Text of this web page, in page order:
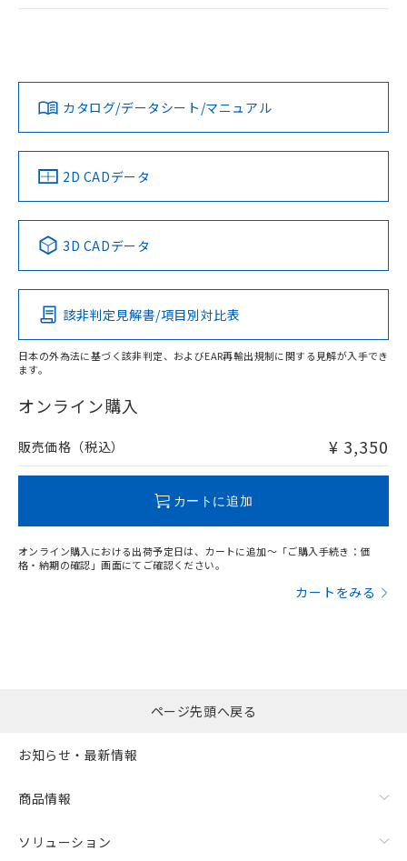
ログイン/会員登録
ダウンロードデータをご利用いただく前に、以下を必ずお読
みください。
ソフトウェアの使用条件
EU RoHS 注意事項・凡例
対応済み
中国 RoHS 注意事項・凡例
Pb Hg Cd Cr(VI)
O
在庫等で未対応品が混在する可能性があります。
問い合わせください。
カタログ/データシート/マニュアル
2D CADデータ
3D CADデータ
該非判定見解書/項目別対比表
日本の外為法に基づく該非判定、およびEAR再輸出規制に関する見解が入手でき
ます。
オンライン購入
販売価格（税込） ¥ 3,350
カートに追加
オンライン購入における出荷予定日は、カートに追加～「ご購入手続き：価
格・納期の確認」画面にてご確認ください。
カートをみる
ページ先頭へ戻る
お知らせ・最新情報
商品情報
ソリューション